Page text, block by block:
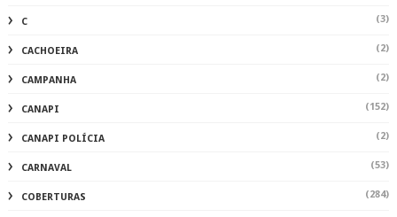
C (3)
CACHOEIRA (2)
CAMPANHA (2)
CANAPI (152)
CANAPI POLÍCIA (2)
CARNAVAL (53)
COBERTURAS (284)